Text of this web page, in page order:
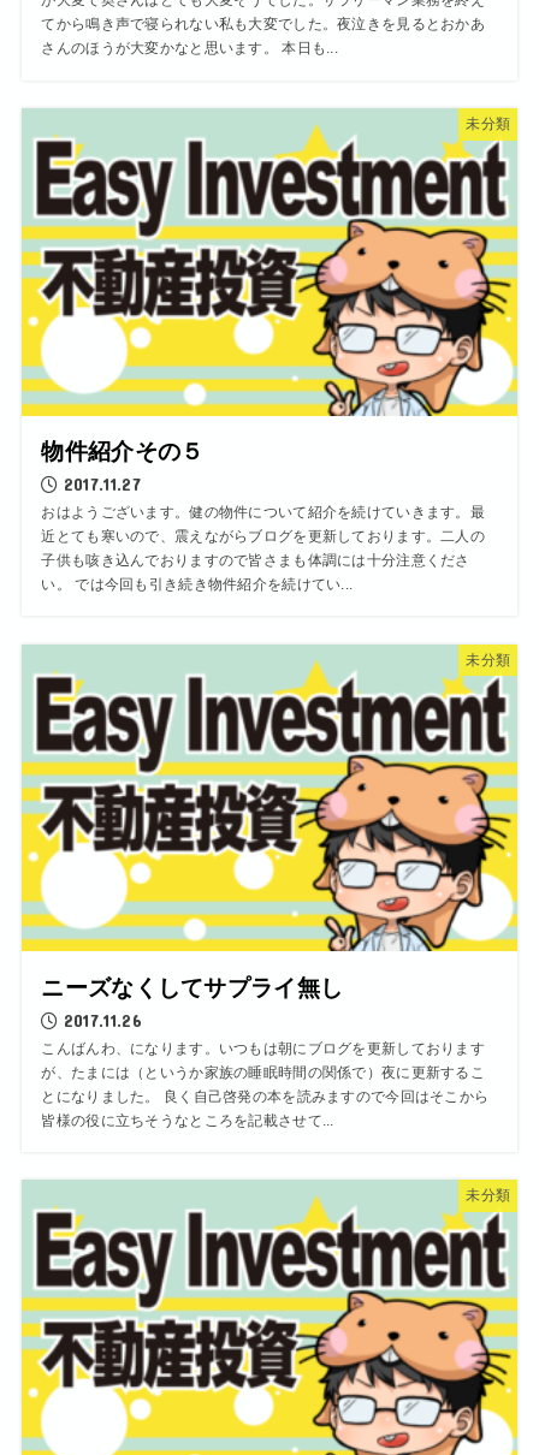
てから鳴き声で寝られない私も大変でした。夜泣きを見るとおかあ
さんのほうが大変かなと思います。 本日も...
未分類
物件紹介その５
2017.11.27
おはようございます。健の物件について紹介を続けていきます。最
近とても寒いので、震えながらブログを更新しております。二人の
子供も咳き込んでおりますので皆さまも体調には十分注意くださ
い。 では今回も引き続き物件紹介を続けてい...
未分類
ニーズなくしてサプライ無し
2017.11.26
こんばんわ、になります。いつもは朝にブログを更新しております
が、たまには（というか家族の睡眠時間の関係で）夜に更新するこ
とになりました。 良く自己啓発の本を読みますので今回はそこから
皆様の役に立ちそうなところを記載させて...
未分類